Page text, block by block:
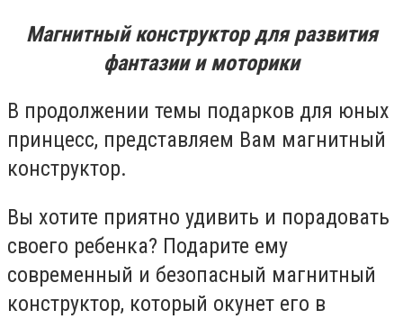
Магнитный конструктор для развития
фантазии и моторики
В продолжении темы подарков для юных
принцесс, представляем Вам магнитный
конструктор.
Вы хотите приятно удивить и порадовать
своего ребенка? Подарите ему
современный и безопасный магнитный
конструктор, который окунет его в